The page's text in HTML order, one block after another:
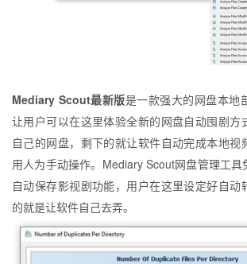
Mediary Scout最新版是一款强大的网盘本地
让用户可以在这里体验全新的网盘自动囤剧方
自己的网盘，剩下的就让软件自动完成本地视
用人为手动操作。Mediary Scout网盘管理工
自动保存影视剧功能，用户在这里设定好自动
的就是让软件自己去弄。